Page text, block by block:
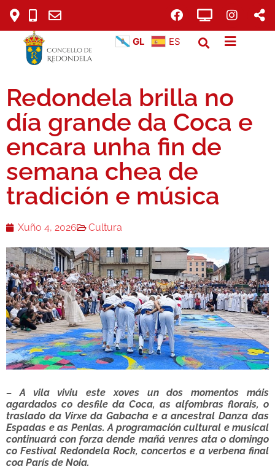
GL ES
Redondela brilla no
día grande da Coca e
encara unha fin de
semana chea de
tradición e música
Xuño 4, 2026 Cultura
– A vila viviu este xoves un dos momentos máis
agardados co desfile da Coca, as alfombras florais, o
traslado da Virxe da Gabacha e a ancestral Danza das
Espadas e as Penlas. A programación cultural e musical
continuará con forza dende mañá venres ata o domingo
co Festival Redondela Rock, concertos e a verbena final
coa París de Noia.